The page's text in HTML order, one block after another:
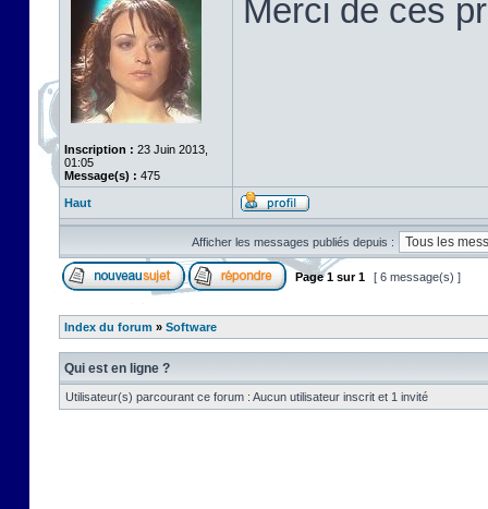
Inscription : 23 Juin 2013,
01:05
Message(s) : 475
Merci de ces
Haut
Afficher les messages publiés depuis :
Page1 sur1 [ 6 message(s) ]
Index du forum » Software
Qui est en ligne ?
Utilisateur(s) parcourant ce forum : Aucun utilisateur inscrit et 1 invité